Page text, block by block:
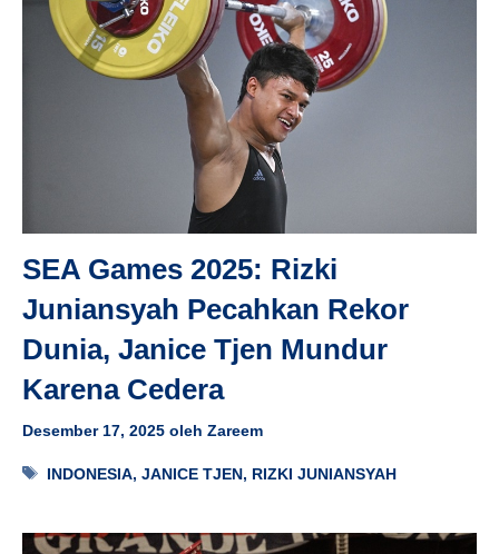
SEA Games 2025: Rizki
Juniansyah Pecahkan Rekor
Dunia, Janice Tjen Mundur
Karena Cedera
Desember 17, 2025 oleh Zareem
Tag
INDONESIA,JANICE TJEN, RIZKI JUNIANSYAH